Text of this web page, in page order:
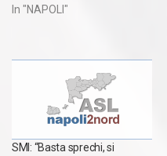
In "NAPOLI"
SMI: “Basta sprechi, si